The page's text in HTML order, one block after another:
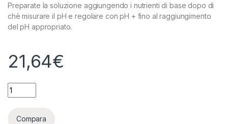
Preparate la soluzione aggiungendo i nutrienti di base dopo di
chè misurare il pH e regolare con pH + fino al raggiungimento
del pH appropriato.
21,64€
BAC - PH UP - 1L quantity
Compara